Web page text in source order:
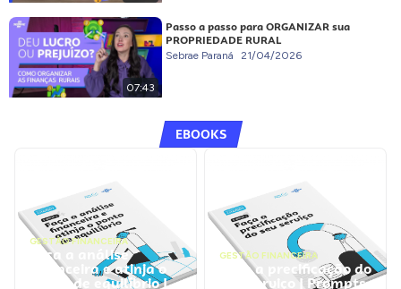
07:43
Passo a passo para ORGANIZAR sua
PROPRIEDADE RURAL
Sebrae Paraná 21/04/2026
EBOOKS
GESTÃO FINANCEIRA
Faça a análise
financeira e atinja o
ponto de equilíbrio |
GESTÃO FINANCEIRA
Faça a precificação do
seu serviço | Prompts